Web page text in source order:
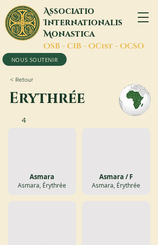
Associatio
Internationalis
Monastica
OSB - CIB - OCist - OCSO
NOUS SOUTENIR
< Retour
Erythrée
4
Asmara
Asmara, Érythrée
Asmara / F
Asmara, Érythrée